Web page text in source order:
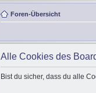
Foren-Übersicht
Alle Cookies des
Bist du sicher, dass du alle